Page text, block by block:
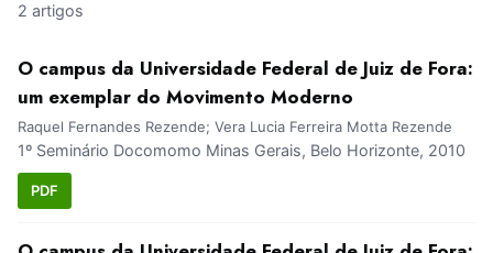
2 artigos
O campus da Universidade Federal de Juiz de Fora:
um exemplar do Movimento Moderno
Raquel Fernandes Rezende; Vera Lucia Ferreira Motta Rezende
1º Seminário Docomomo Minas Gerais, Belo Horizonte, 2010
PDF